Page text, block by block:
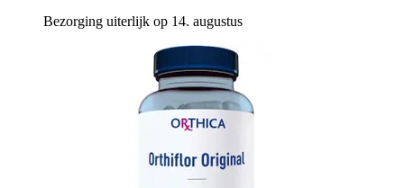
Bezorging uiterlijk op 14. augustus